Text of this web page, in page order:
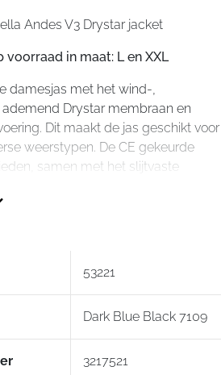
Andes V3 Drystar jacket
voorraad in maat: L en XXL
damesjas met het wind-,
Drystar membraan en
Dit maakt de jas geschikt voor
weerstypen. De CE gekeurde
samen met het slijtvaste
en ademend Drystar
geprinte polymeer textuur op
53221
Dark Blue Black 7109
3217521